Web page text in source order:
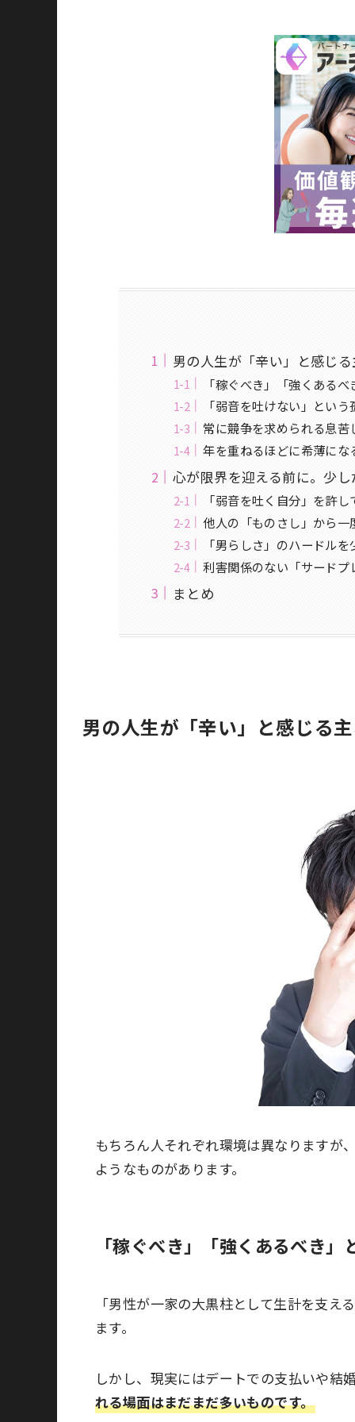
男の人生が「辛い」と感じ
「稼ぐべき」「強くある
「弱音を吐けない」という
常に競争を求められる息苦
年を重ねるほどに希薄にな
心が限界を迎える前に。少
「弱音を吐く自分」を許
他人の「ものさし」から一
「男らしさ」のハードル
利害関係のない「サード
まとめ
男の人生が「辛い」と感じる
もちろん人それぞれ環境は異なりますが
ようなものがあります。
「稼ぐべき」「強くあるべき
「男性が一家の大黒柱として生計を支
ます。
しかし、現実にはデートでの支払いや結
れる場面はまだまだ多いものです。